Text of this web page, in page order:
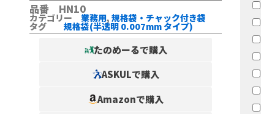
品番 HN10
カテゴリー 業務用, 規格袋・チャック付き袋
タグ 規格袋(半透明 0.007mm タイプ)
たのめーるで購入
ASKULで購入
Amazonで購入